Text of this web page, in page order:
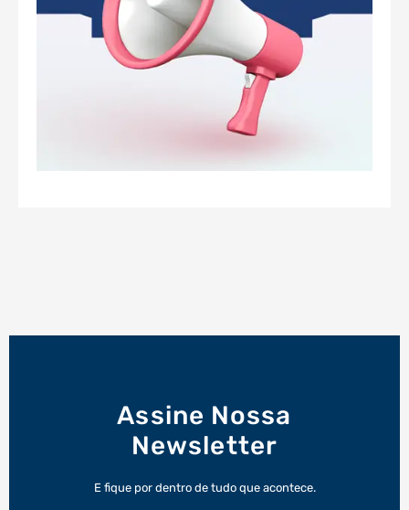
Assine Nossa
Newsletter
E fique por dentro de tudo que acontece.